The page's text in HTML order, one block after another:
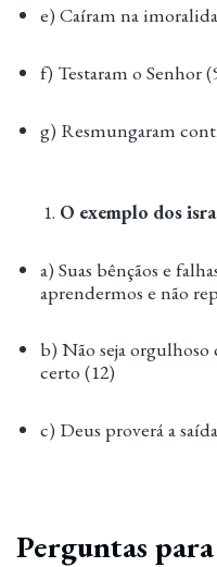
e) Caíram na
f) Testaram o Senhor
g) Resmungaram
O exemplo dos
a) Suas bênçãos e
aprendermos e não
b) Não seja orgulhoso
certo (12)
c) Deus proverá a
Perguntas